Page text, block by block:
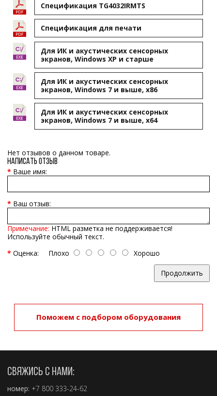
Спецификация TG4032IRMTS
Cпецификация для печати
Для ИК и акустических сенсорных
экранов, Windows XP и старше
Для ИК и акустических сенсорных
экранов, Windows 7 и выше, x86
Для ИК и акустических сенсорных
экранов, Windows 7 и выше, x64
Нет отзывов о данном товаре.
Написать отзыв
Ваше имя:
Ваш отзыв:
Примечание: HTML разметка не поддерживается!
Используйте обычный текст.
Оценка: Плохо Хорошо
Продолжить
Поможем с подбором оборудования
СВЯЖИСЬ С НАМИ:
номер: +7 800 333-24-62